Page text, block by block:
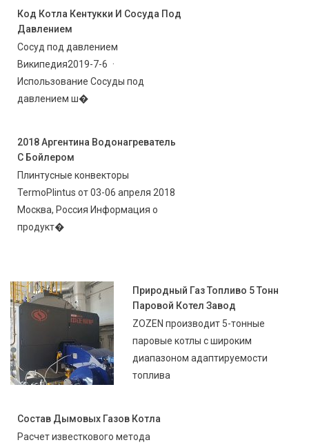
Код Котла Кентукки И Сосуда Под
Давлением
Сосуд под давлением
Википедия2019-7-6 ·
Использование Сосуды под
давлением ш�
2018 Аргентина Водонагреватель
С Бойлером
Плинтусные конвекторы
TermoPlintus от 03-06 апреля 2018
Москва, Россия Информация о
продукт�
Природный Газ Топливо 5 Тонн
Паровой Котел Завод
ZOZEN производит 5-тонные
паровые котлы с широким
диапазоном адаптируемости
топлива
Состав Дымовых Газов Котла
Расчет известкового метода